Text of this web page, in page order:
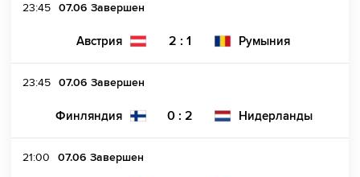
23:45 07.06 Завершен
Австрия 2 : 1 Румыния
23:45 07.06 Завершен
Финляндия 0 : 2 Нидерланды
21:00 07.06 Завершен